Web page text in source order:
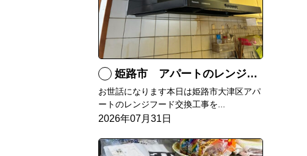
姫路市 アパートのレンジフード交換
お世話になります本日は姫路市大津区アパ
ートのレンジフード交換工事を...
2026年07月31日